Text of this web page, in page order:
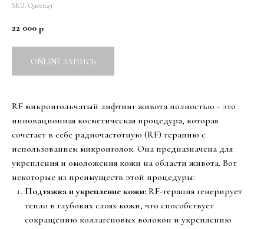
SKU: Queen49
22 000 р
ONLINE ЗАПИСЬ
RF микроигольчатый лифтинг живота полностью - это
инновационная косметическая процедура, которая
сочетает в себе радиочастотную (RF) терапию с
использованием микроиголок. Она предназначена для
укрепления и омоложения кожи на области живота. Вот
некоторые из преимуществ этой процедуры:
Подтяжка и укрепление кожи: RF-терапия генерирует
тепло в глубоких слоях кожи, что способствует
сокращению коллагеновых волокон и укреплению